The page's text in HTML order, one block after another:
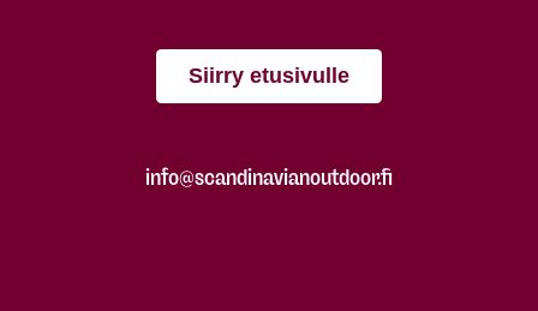
Siirry etusivulle
info@scandinavianoutdoor.fi